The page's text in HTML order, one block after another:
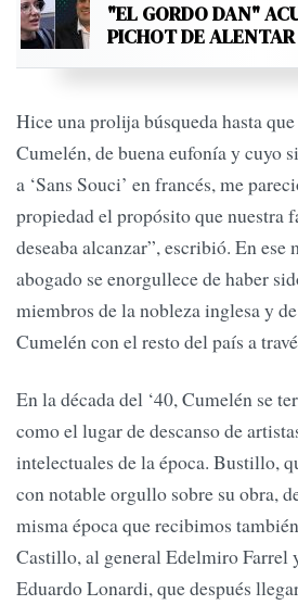
"EL GORDO DAN"
PICHOT DE
Hice una prolija búsqueda hasta
Cumelén, de buena eufonía y cuyo
a ‘Sans Souci’ en francés, me
propiedad el propósito que nuestra
deseaba alcanzar”, escribió. En ese
abogado se enorgullece de haber
miembros de la nobleza inglesa y
Cumelén con el resto del país a
En la década del ‘40, Cumelén se
como el lugar de descanso de
intelectuales de la época. Bustillo,
con notable orgullo sobre su obra,
misma época que recibimos
Castillo, al general Edelmiro Farrel
Eduardo Lonardi, que después